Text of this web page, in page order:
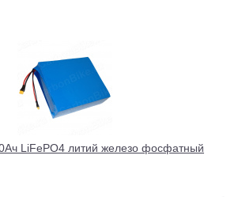
LiFePO4 литий железо фосфатный